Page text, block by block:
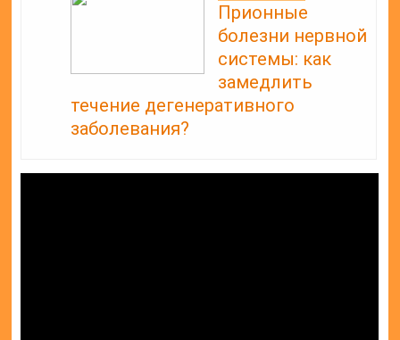
Прионные
болезни нервной
системы: как
замедлить
течение дегенеративного
заболевания?